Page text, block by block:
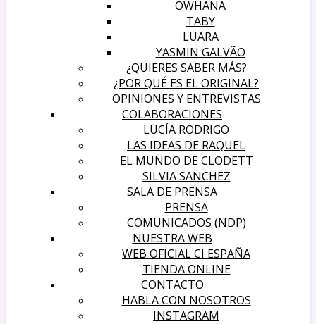
OWHANA
TABY
LUARA
YASMIN GALVÃO
¿QUIERES SABER MÁS?
¿POR QUÉ ES EL ORIGINAL?
OPINIONES Y ENTREVISTAS
COLABORACIONES
LUCÍA RODRIGO
LAS IDEAS DE RAQUEL
EL MUNDO DE CLODETT
SILVIA SANCHEZ
SALA DE PRENSA
PRENSA
COMUNICADOS (NDP)
NUESTRA WEB
WEB OFICIAL CI ESPAÑA
TIENDA ONLINE
CONTACTO
HABLA CON NOSOTROS
INSTAGRAM